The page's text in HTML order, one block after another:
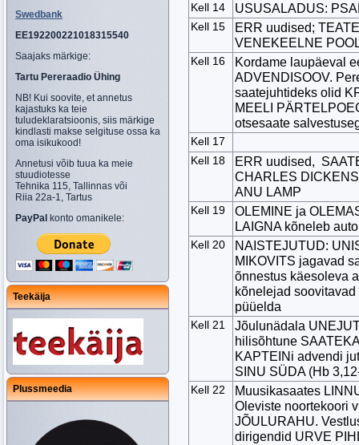
Swedbank
EE192200221018315540
Saajaks märkige:
Tartu Pereraadio Ühing
NB! Kui soovite, et annetus
kajastuks ka teie
tuludeklaratsioonis, siis märkige
kindlasti makse selgituse ossa ka
oma isikukood!
Annetusi võib tuua ka meie
stuudiotesse
Tehnika 115, Tallinnas või
Riia 22a-1, Tartus
PayPal konto omanikele:
Teekäija
Plussmeedia
Kell 14 USUSALADUS:
Kell 15
ERR uudised;
VENEKEELNE
Kell 16
Kordame laupäeval
ADVENDISOOV.
saatejuhtideks olid
MEELI
otsesaate
Kell 17
Kell 18
ERR uudised,
CHARLES
ANU LAMP
Kell 19
OLEMINE ja
LAIGNA kõneleb
Kell 20
NAISTEJUTUD:
MIKOVITS jagavad
õnnestus käesoleva
kõnelejad
püüelda
Kell 21
Jõulunädala
hilisõhtune
KAPTEINi advendi
SINU SÜDA (Hb
Kell 22
Muusikasaates
Oleviste noortekoori
JÕULURAHU.
dirigendid URVE